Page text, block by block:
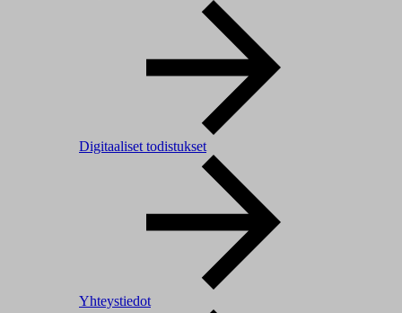
Digitaaliset todistukset
Yhteystiedot